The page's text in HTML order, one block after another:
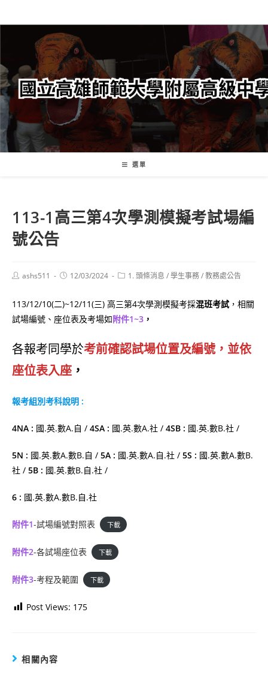
轉
要
內
容
選單
113-1高三第4次學測模擬考試場編
號公告
Postashs511
Post12/03/2024
Post1. 頭條消息 /學生事務/教務處公告
113/12/10(二)~12/11(三) 高三第4次學測模擬考採混班考試 ，相關
試場編號、座位表及考場如附件1~3 ，
各報考同學於考前確認試場位置及編號，並依
座位表入座 ，
報考組別考科說明 :
4NA : 國.英.數A.自 / 4SA : 國.英.數A.社 / 4SB : 國.英.數B.社 /
5N : 國.英.數A.數B.自 / 5A : 國.英.數A.自.社 / 5S : 國.英.數A.數B.
社 / 5B : 國.英.數B.自.社 /
6 : 國.英.數A.數B.自.社
附件1-試場編號對照表 下載
附件2-各試場座位表 下載
附件3-考程及範圍 下載
Post Views: 175
相關內容